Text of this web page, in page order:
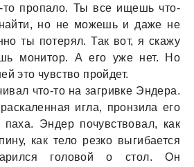
то пропало. Ты все ищешь что-
но не можешь и даже не
ты потерял. Так вот, я скажу
монитор. А его уже нет. Но
это чувство пройдет.
что-то на загривке Эндера.
игла, пронзила его
Эндер почувствовал, как
как тело резко выгибается
головой о стол. Он